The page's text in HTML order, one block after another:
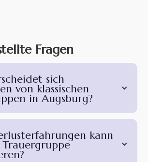
Fragen
sich
von klassischen
in Augsburg?
kann